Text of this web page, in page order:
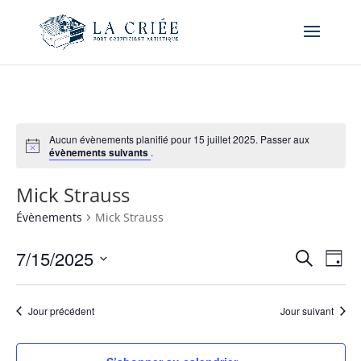
Aucun évènements planifié pour 15 juillet 2025. Passer aux
évènements suivants .
Mick Strauss
Évènements Mick Strauss
et
de
vues
Recherche
de
Jour
7/15/2025
date.Jour précédent Jour suivant